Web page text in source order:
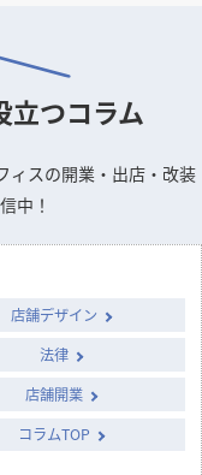
立つコラム
ィスの開業・出店・改装
中！
店舗デザイン
法律
店舗開業
コラムTOP